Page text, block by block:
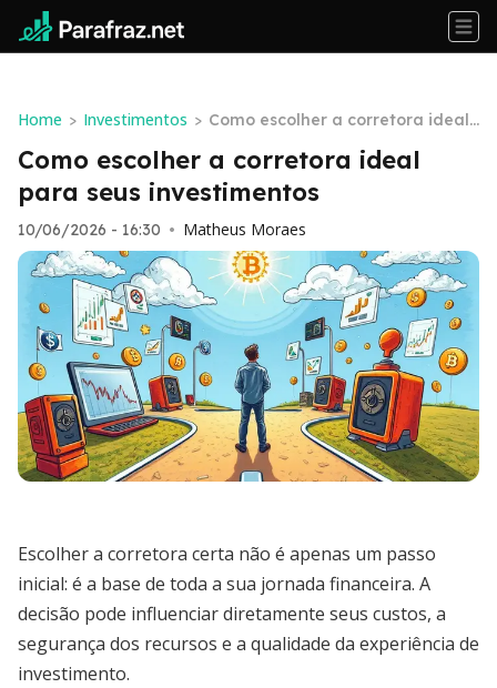
Home > Investimentos > Como escolher a corretora ideal
para seus investimentos
Como escolher a corretora ideal
para seus investimentos
10/06/2026 - 16:30 • Matheus Moraes
Escolher a corretora certa não é apenas um passo
inicial: é a base de toda a sua jornada financeira. A
decisão pode influenciar diretamente seus custos, a
segurança dos recursos e a qualidade da experiência de
investimento.